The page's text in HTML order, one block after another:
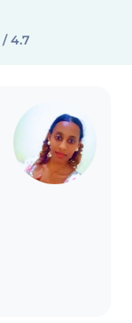
4.7 / 5